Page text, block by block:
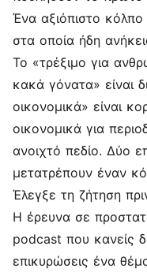
Ένα αξιόπιστο
στα οποία ήδη
Το «τρέξιμο για
κακά γόνατα» είναι
οικονομικά» είναι
οικονομικά για
ανοιχτό πεδίο. Δύο
μετατρέπουν έναν
Έλεγξε τη ζήτηση
Η έρευνα σε
podcast που κανείς
επικυρώσεις ένα